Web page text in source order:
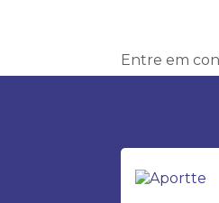
Entre em